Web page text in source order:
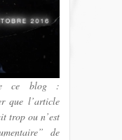
ce blog :
que l’article
trop ou n’est
de